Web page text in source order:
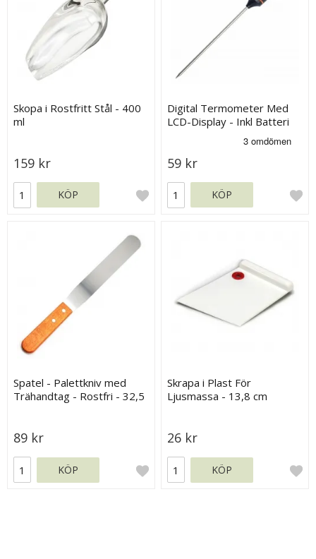
Skopa i Rostfritt Stål - 400
ml
159 kr
KÖP
Digital Termometer Med
LCD-Display - Inkl Batteri
59 kr
KÖP
Spatel - Palettkniv med
Trähandtag - Rostfri - 32,5
89 kr
KÖP
Skrapa i Plast För
Ljusmassa - 13,8 cm
26 kr
KÖP